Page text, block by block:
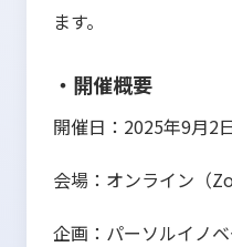
ます。
・開催概要
開催日：2025年9月2
会場：オンライン（
企画：パーソルイノ